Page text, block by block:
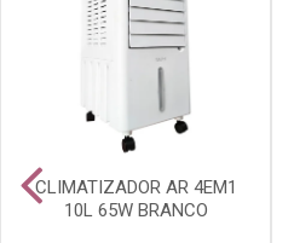
CLIMATIZADOR AR 4EM1
10L 65W BRANCO